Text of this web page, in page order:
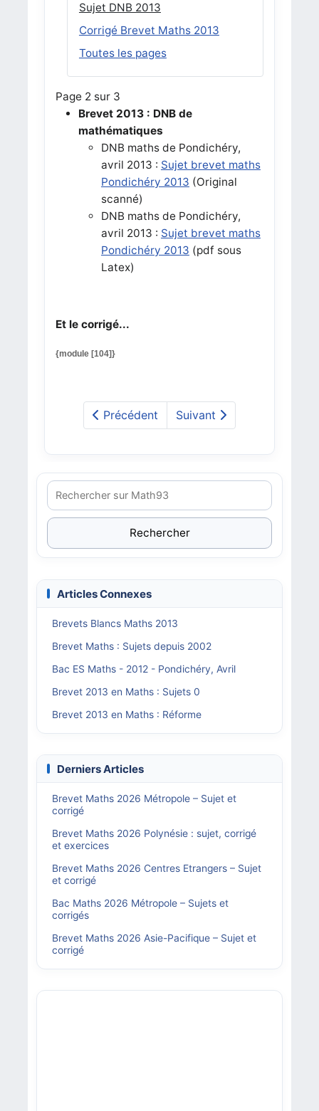
Sujet DNB 2013
Corrigé Brevet Maths 2013
Toutes les pages
Page 2 sur 3
Brevet 2013 : DNB de
mathématiques
DNB maths de Pondichéry,
avril 2013 : Sujet brevet maths
Pondichéry 2013 (Original
scanné)
DNB maths de Pondichéry,
avril 2013 : Sujet brevet maths
Pondichéry 2013 (pdf sous
Latex)
Et le corrigé...
{module [104]}
Précédent Suivant
Rechercher
Articles Connexes
Brevets Blancs Maths 2013
Brevet Maths : Sujets depuis 2002
Bac ES Maths - 2012 - Pondichéry, Avril
Brevet 2013 en Maths : Sujets 0
Brevet 2013 en Maths : Réforme
Derniers Articles
Brevet Maths 2026 Métropole – Sujet et
corrigé
Brevet Maths 2026 Polynésie : sujet, corrigé
et exercices
Brevet Maths 2026 Centres Etrangers – Sujet
et corrigé
Bac Maths 2026 Métropole – Sujets et
corrigés
Brevet Maths 2026 Asie-Pacifique – Sujet et
corrigé